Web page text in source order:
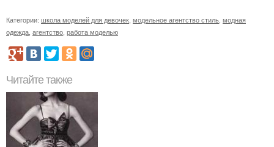
Категории: школа моделей для девочек модельное агентство стиль модная
одежда агентство работа моделью
Читайте также